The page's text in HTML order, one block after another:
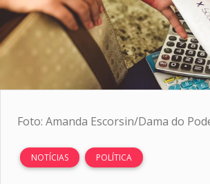
Foto: Amanda Escorsin/Dama do
NOTÍCIAS POLÍTICA